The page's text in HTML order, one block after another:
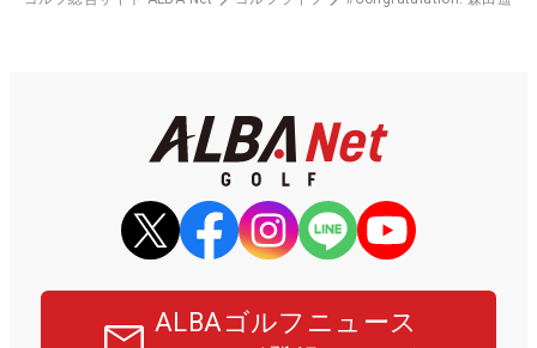
ALBAゴルフニュース